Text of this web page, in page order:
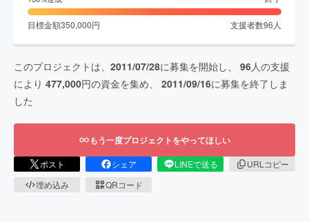
目標金額350,000円 支援者数96 人
このプロジェクトは、 2011/07/28に募集を開始し、 96人の支援
により 477,000円の資金を集め、 2011/09/16に募集を終了しま
した
もう一度プロジェクトをやってほしい
ポスト シェア LINEで送る
URLコピー
埋め込み
QRコード